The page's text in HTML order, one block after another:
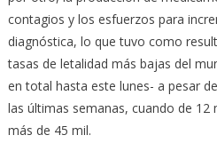
contagios y los esfuerzos para
diagnóstica, lo que tuvo como
tasas de letalidad más bajas del
en total hasta este lunes- a pesar
las últimas semanas, cuando de 12
más de 45 mil.